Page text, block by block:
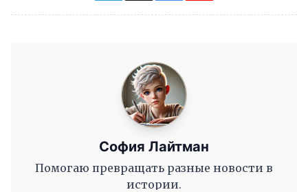
София Лайтман
Помогаю превращать разные новости в
истории.